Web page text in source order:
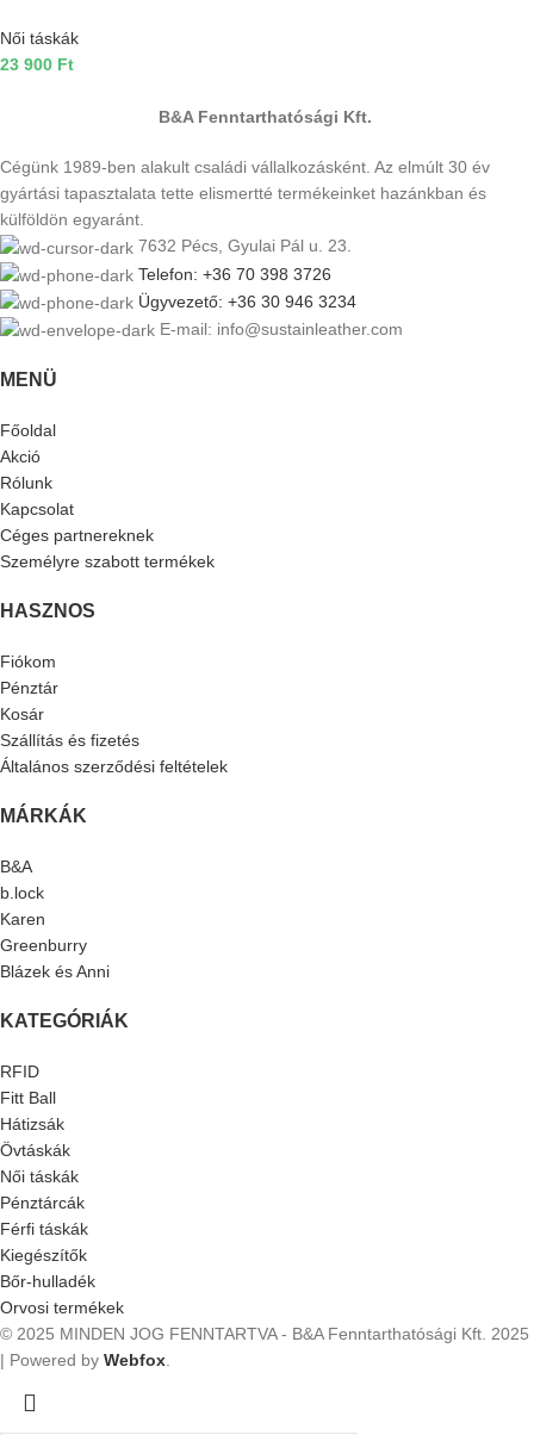
Női táskák
23 900 Ft
B&A Fenntarthatósági Kft.
Cégünk 1989-ben alakult családi vállalkozásként. Az elmúlt 30 év
gyártási tapasztalata tette elismertté termékeinket hazánkban és
külföldön egyaránt.
7632 Pécs, Gyulai Pál u. 23.
Telefon: +36 70 398 3726
Ügyvezető: +36 30 946 3234
E-mail: info@sustainleather.com
MENÜ
Főoldal
Akció
Rólunk
Kapcsolat
Céges partnereknek
Személyre szabott termékek
HASZNOS
Fiókom
Pénztár
Kosár
Szállítás és fizetés
Általános szerződési feltételek
MÁRKÁK
B&A
b.lock
Karen
Greenburry
Blázek és Anni
KATEGÓRIÁK
RFID
Fitt Ball
Hátizsák
Övtáskák
Női táskák
Pénztárcák
Férfi táskák
Kiegészítők
Bőr-hulladék
Orvosi termékek
© 2025 MINDEN JOG FENNTARTVA - B&A Fenntarthatósági Kft. 2025
| Powered by Webfox.